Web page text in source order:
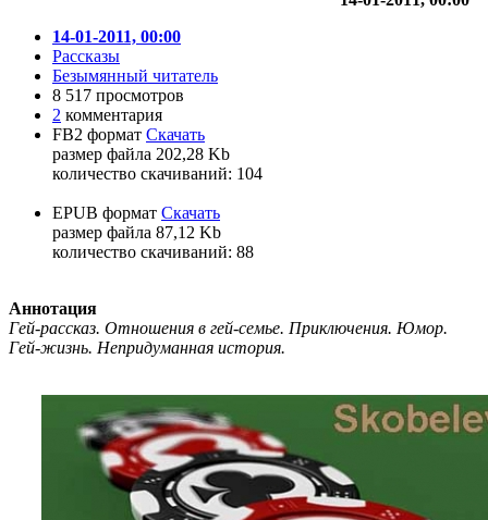
14-01-2011, 00:00
Рассказы
Безымянный читатель
8 517 просмотров
2 комментария
FB2 формат Скачать
размер файла 202,28 Kb
количество cкачиваний: 104
EPUB формат Скачать
размер файла 87,12 Kb
количество cкачиваний: 88
Аннотация
Гей-рассказ. Отношения в гей-семье. Приключения. Юмор.
Гей-жизнь. Непридуманная история.